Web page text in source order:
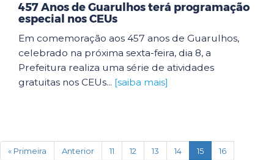
457 Anos de Guarulhos terá programação
especial nos CEUs
Em comemoração aos 457 anos de Guarulhos,
celebrado na próxima sexta-feira, dia 8, a
Prefeitura realiza uma série de atividades
gratuitas nos CEUs... [saiba mais]
« Primeira Anterior 11 12 13 14 15(current)
16